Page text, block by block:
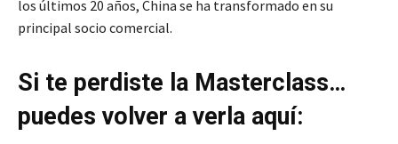
los últimos 20 años, China se ha transformado en su
principal socio comercial.
Si te perdiste la Masterclass…
puedes volver a verla aquí: